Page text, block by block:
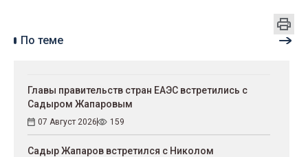
По теме
Главы правительств стран ЕАЭС встретились с
Садыром Жапаровым
07 Август 2026 159
Садыр Жапаров встретился с Николом